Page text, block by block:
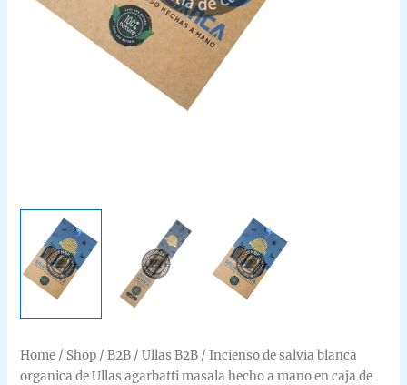
Home / Shop /B2B /Ullas B2B / Incienso de salvia blanca
organica de Ullas agarbatti masala hecho a mano en caja de